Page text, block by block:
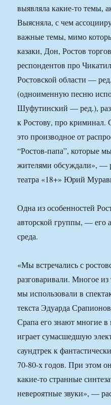
выявляла какие-то темы,
Выясняла, с чем
важные темы, мимо
казаки, Дон, Ростов
респондентов про
Ростовской области —
(одноименную песню
Шуфутинский — ред.),
к Ростову, про
это производное от
“Ростов-папа”, которые
жителями обсуждали», —
театра «18+» Юрий
Одна из особенностей
авторской группы, — его
среда.
«Мы встречались с
разговаривали. Многое
мы использовали в
текста Эдуарда
Срапа его знают многие
играет сумасшедшую
саундтрек к
70-80-х годов. При этом
какие-то странные
невероятные звуки», —